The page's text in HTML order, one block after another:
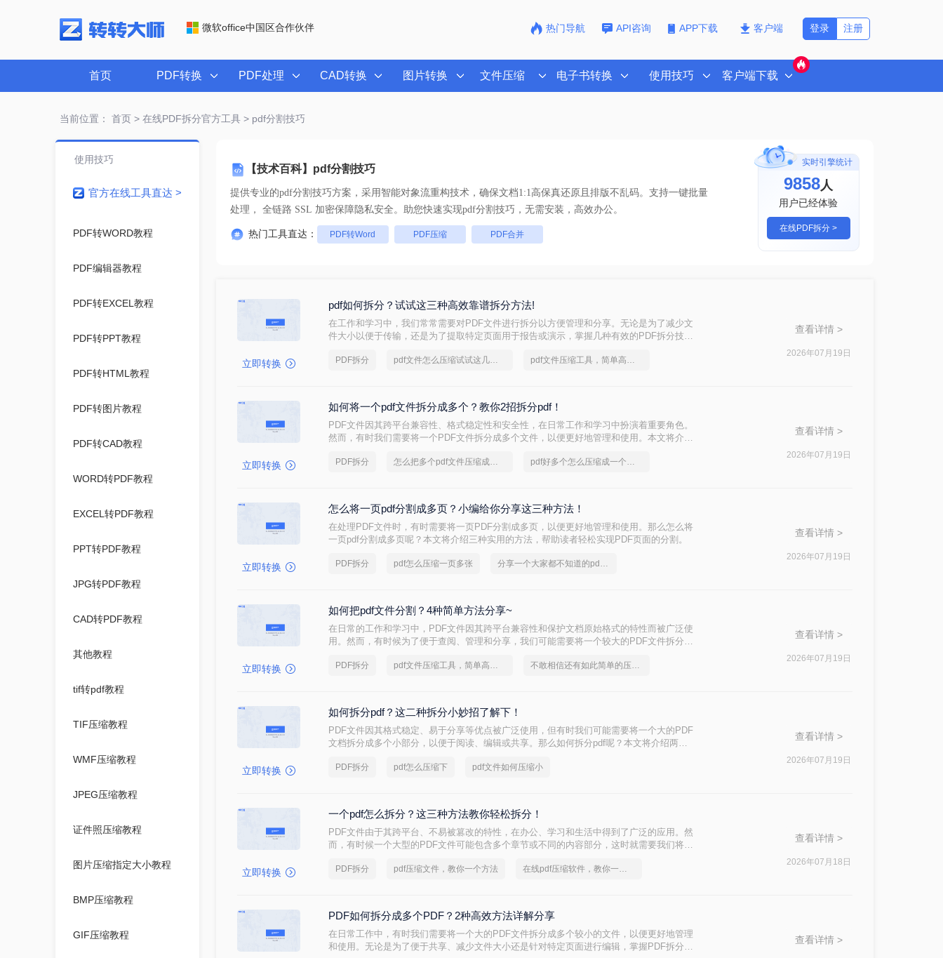
微软office中国区合作伙伴 热门导航 API咨询 APP下载 客户端 注册
登录
首页 PDF转换 PDF处理 CAD转换 图片转换 文件压缩 电子书转换 使用技巧 客户端下载
当前位置： 首页> 在线PDF拆分官方工具> pdf分割技巧
【技术百科】pdf分割技巧
提供专业的pdf分割技巧方案，采用智能对象流重构技术，确保文档1:1高保真还原且排版不乱码。支持一键批量
处理， 全链路 SSL 加密保障隐私安全。助您快速实现pdf分割技巧 ，无需安装，高效办公。
热门工具直达： PDF转Word PDF压缩 PDF合并
实时引擎统计
9858人
用户已经体验
在线PDF拆分 >
使用技巧
官方在线工具直达 >
PDF转WORD教程
PDF编辑器教程
PDF转EXCEL教程
PDF转PPT教程
PDF转HTML教程
PDF转图片教程
PDF转CAD教程
WORD转PDF教程
EXCEL转PDF教程
PPT转PDF教程
JPG转PDF教程
CAD转PDF教程
其他教程
tif转pdf教程
TIF压缩教程
WMF压缩教程
JPEG压缩教程
证件照压缩教程
图片压缩指定大小教程
BMP压缩教程
GIF压缩教程
立即转换
pdf如何拆分？试试这三种高效靠谱拆分方法!
在工作和学习中，我们常常需要对PDF文件进行拆分以方便管理和分享。无论是为了减少文
件大小以便于传输，还是为了提取特定页面用于报告或演示，掌握几种有效的PDF拆分技巧
件。
PDF拆分 pdf文件怎么压缩试试这几个方法 pdf文件压缩工具，简单高效的压缩方法
查看详情 >
2026年07月19日
立即转换
如何将一个pdf文件拆分成多个？教你2招拆分pdf！
PDF文件因其跨平台兼容性、格式稳定性和安全性，在日常工作和学习中扮演着重要角色。
然而，有时我们需要将一个PDF文件拆分成多个文件，以便更好地管理和使用。本文将介绍
PDF拆分 怎么把多个pdf文件压缩成一个文件 pdf好多个怎么压缩成一个文件
查看详情 >
2026年07月19日
立即转换
怎么将一页pdf分割成多页？小编给你分享这三种方法！
在处理PDF文件时，有时需要将一页PDF分割成多页，以便更好地管理和使用。那么怎么将
一页pdf分割成多页呢？本文将介绍三种实用的方法，帮助读者轻松实现PDF页面的分割。
PDF拆分 pdf怎么压缩一页多张 分享一个大家都不知道的pdf文件压缩方法
查看详情 >
2026年07月19日
立即转换
如何把pdf文件分割？4种简单方法分享~
在日常的工作和学习中，PDF文件因其跨平台兼容性和保护文档原始格式的特性而被广泛使
用。然而，有时候为了便于查阅、管理和分享，我们可能需要将一个较大的PDF文件拆分成
方法都有其独特的优势和适用场景。
PDF拆分 pdf文件压缩工具，简单高效的压缩方法 不敢相信还有如此简单的压缩pdf文件方法
查看详情 >
2026年07月19日
立即转换
如何拆分pdf？这二种拆分小妙招了解下！
PDF文件因其格式稳定、易于分享等优点被广泛使用，但有时我们可能需要将一个大的PDF
文档拆分成多个小部分，以便于阅读、编辑或共享。那么如何拆分pdf呢？本文将介绍两种
PDF拆分 pdf怎么压缩下 pdf文件如何压缩小
查看详情 >
2026年07月19日
立即转换
一个pdf怎么拆分？这三种方法教你轻松拆分！
PDF文件由于其跨平台、不易被篡改的特性，在办公、学习和生活中得到了广泛的应用。然
而，有时候一个大型的PDF文件可能包含多个章节或不同的内容部分，这时就需要我们将其
分PDF文件的方法，帮助读者轻松实现PDF的拆分操作。
PDF拆分 pdf压缩文件，教你一个方法 在线pdf压缩软件，教你一个方法
查看详情 >
2026年07月18日
PDF如何拆分成多个PDF？2种高效方法详解分享
在日常工作中，有时我们需要将一个大的PDF文件拆分成多个较小的文件，以便更好地管理
和使用。无论是为了便于共享、减少文件大小还是针对特定页面进行编辑，掌握PDF拆分技
查看详情 >